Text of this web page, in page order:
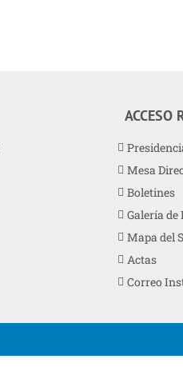
ACCESO
Mesa
Boletines
Galería de
Mapa del
Actas
Correo